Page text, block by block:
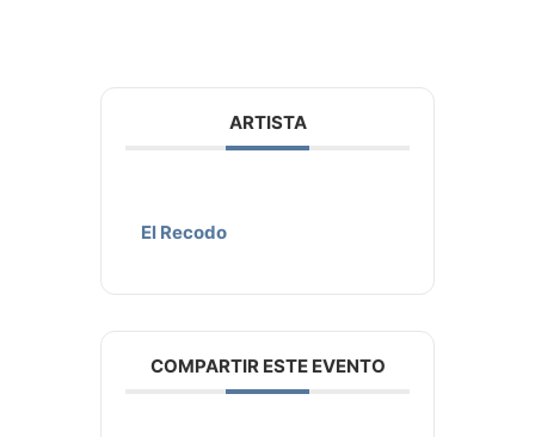
ARTISTA
El Recodo
COMPARTIR ESTE EVENTO